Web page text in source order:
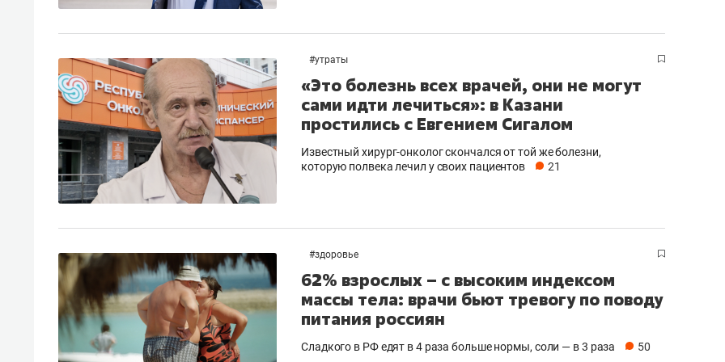
#утраты
«Это болезнь всех врачей, они не могут
сами идти лечиться»: в Казани
простились с Евгением Сигалом
Известный хирург-онколог скончался от той же болезни,
которую полвека лечил у своих пациентов
21
#здоровье
62% взрослых – с высоким индексом
массы тела: врачи бьют тревогу по поводу
питания россиян
Сладкого в РФ едят в 4 раза больше нормы, соли — в 3 раза 50
спорта